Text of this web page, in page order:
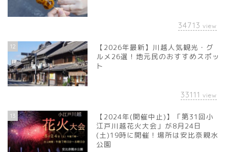
34713 view
12
【2026年最新】川越人気観光・グ
ルメ26選！地元民のおすすめスポッ
ト
33111 view
13
【2024年(開催中止)】「第31回小
江戸川越花火大会」が8月24日
(土)19時に開催！場所は安比奈親水
公園